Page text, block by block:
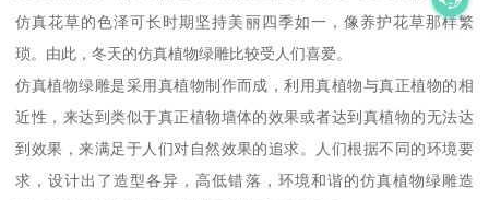
仿真花草的色泽可长时期坚持美丽四季如一，像养护花草那样繁
琐。由此，冬天的仿真植物绿雕比较受人们喜爱。
仿真植物绿雕是采用真植物制作而成，利用真植物与真正植物的相
近性，来达到类似于真正植物墙体的效果或者达到真植物的无法达
到效果，来满足于人们对自然效果的追求。人们根据不同的环境要
求，设计出了造型各异，高低错落，环境和谐的仿真植物绿雕造